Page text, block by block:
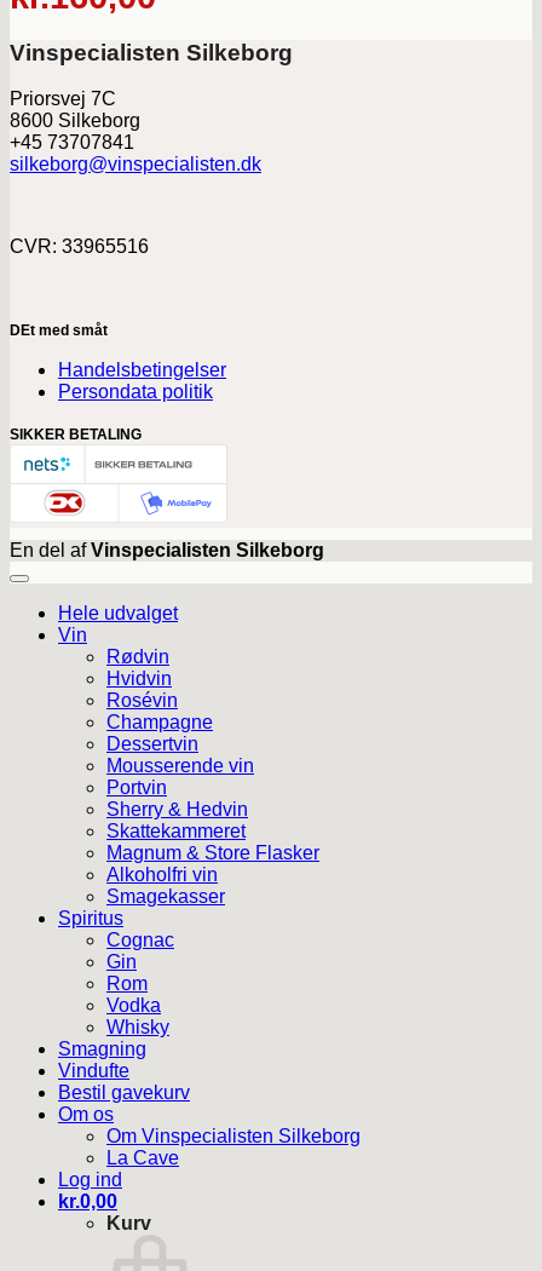
Vinspecialisten Silkeborg
Priorsvej 7C
8600 Silkeborg
+45 73707841
silkeborg@vinspecialisten.dk
CVR: 33965516
DEt med småt
Handelsbetingelser
Persondata politik
SIKKER BETALING
En del afVinspecialisten Silkeborg
Hele udvalget
Vin
Rødvin
Hvidvin
Rosévin
Champagne
Dessertvin
Mousserende vin
Portvin
Sherry & Hedvin
Skattekammeret
Magnum & Store Flasker
Alkoholfri vin
Smagekasser
Spiritus
Cognac
Gin
Rom
Vodka
Whisky
Smagning
Vindufte
Bestil gavekurv
Om os
Om Vinspecialisten Silkeborg
La Cave
Log ind
kr.0,00
Kurv